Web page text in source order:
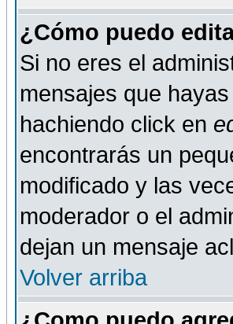
¿Cómo puedo
Si no eres el
mensajes que
hachiendo click en
encontrarás un
modificado y las
moderador o el
dejan un mensaje
Volver arriba